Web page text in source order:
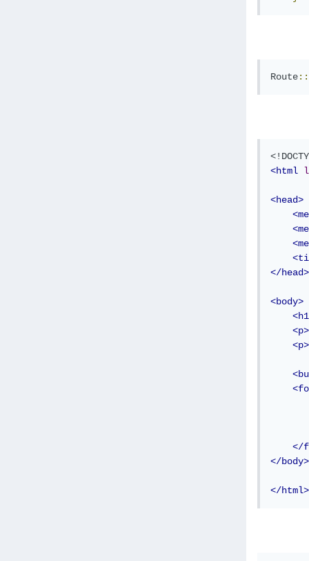
Route::
<html
<head>
</head>
<body>
<p>
<p>
</
</body>
</html>